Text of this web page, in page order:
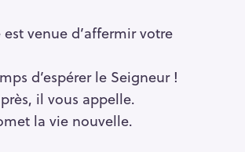
est venue d’affermir votre
d’espérer le Seigneur !
il vous appelle.
la vie nouvelle.